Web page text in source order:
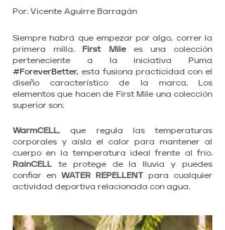
Por: Vicente Aguirre Barragán
Siempre habrá que empezar por algo, correr la
primera milla.
First Mile es una colección
#ForeverBetter, esta fusiona practicidad con el
diseño característico de la marca. Los
elementos que hacen de First Mile una colección
superior son:
WarmCELL, que regula las temperaturas
corporales y aísla el calor para mantener al
RainCELL te protege de la lluvia y puedes
confiar en WATER REPELLENT para cualquier
actividad deportiva relacionada con agua.